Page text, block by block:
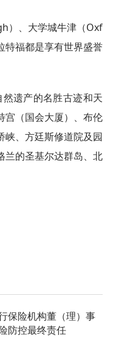
）、大学城牛津（Oxf
福都是享有世界盛誉
遗产的名胜古迹和天
（国会大厦）、布伦
峡、方廷斯修道院及园
兰的圣基尔达群岛、北
保险机构董（理）事
防控最终责任